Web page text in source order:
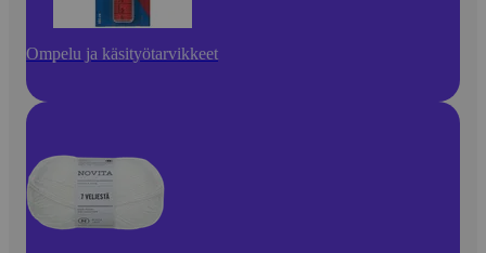
Ompelu ja käsityötarvikkeet